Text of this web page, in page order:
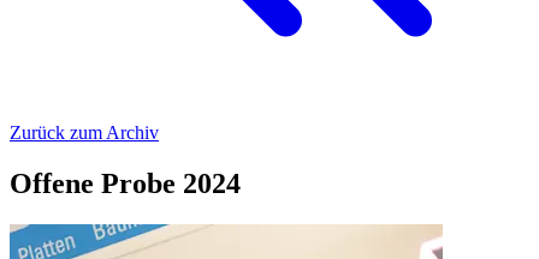
Zurück zum Archiv
Offene Probe 2024